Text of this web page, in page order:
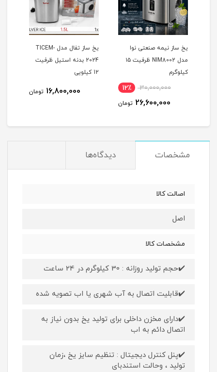
یخ ساز نیمه صنعتی نوا
مدل NIM8002 ظرفیت ۱۵
کیلوگرم
30,000,000 12٪
26,600,000 تومان
یخ ساز تفال مدل TICEM-
2024 بدنه استیل ظرفیت
12 کیلویی
16,800,000 تومان
مشخصات دیدگاه‌ها
اصالت کالا
اصل
مشخصات کالا
✔️حجم تولید روزانه : 30 کیلوگرم در 24 ساعت
✔️قابلیت اتصال به آب شهری یا اب تصویه شده
✔️دارای مخزن داخلی برای تولید یخ بدون نیاز به
اتصال دائم به اب
✔️پنل کنترل دیجیتال : تنظیم سایز یخ ،زمان
تولید ، وحالت استندبای